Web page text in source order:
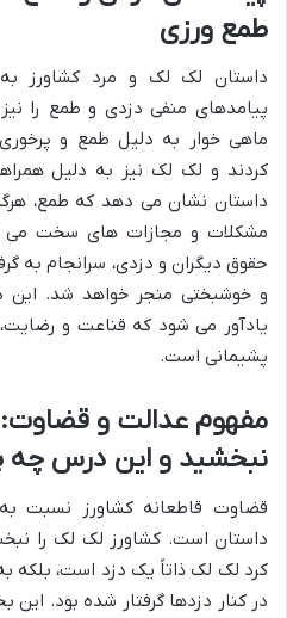
طمع ورزی
داستان لک لک و مرد کشاورز به
پیامدهای منفی دزدی و طمع را
ماهی خوار به دلیل طمع و
کردند و لک لک نیز به دلیل
داستان نشان می دهد که طمع،
مشکلات و مجازات های سخت می
حقوق دیگران و دزدی، سرانجام به
و خوشبختی منجر خواهد شد. این
یادآور می شود که قناعت و
پشیمانی است.
مفهوم عدالت و قضاوت:
نبخشید و این درس چه
قضاوت قاطعانه کشاورز نسبت
داستان است. کشاورز لک لک را
کرد لک لک ذاتاً یک دزد است، بلکه
در کنار دزدها گرفتار شده بود.